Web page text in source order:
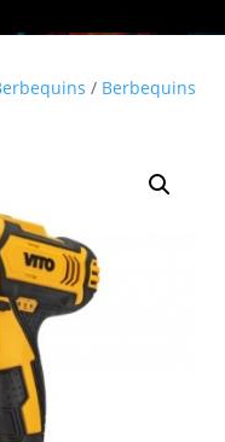
/ Berbequins